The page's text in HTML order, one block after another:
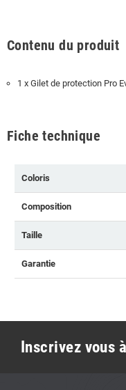
Contenu du produit
1 x Gilet de protection Pro
Fiche technique
Coloris
Composition
Taille
Garantie
Inscrivez vous